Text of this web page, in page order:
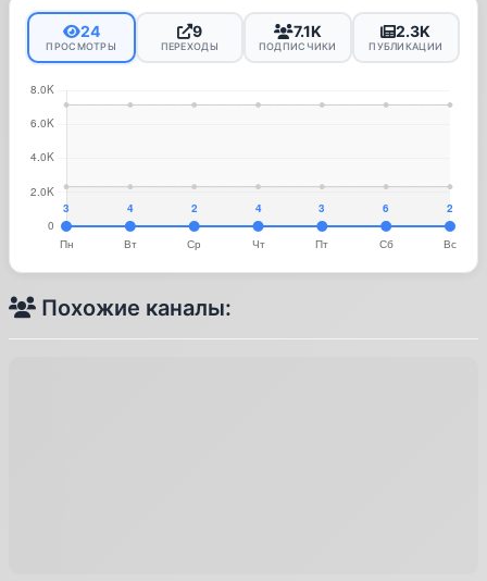
24
ПРОСМОТРЫ
9
ПЕРЕХОДЫ
7.1K
ПОДПИСЧИКИ
2.3K
ПУБЛИКАЦИИ
Похожие каналы: